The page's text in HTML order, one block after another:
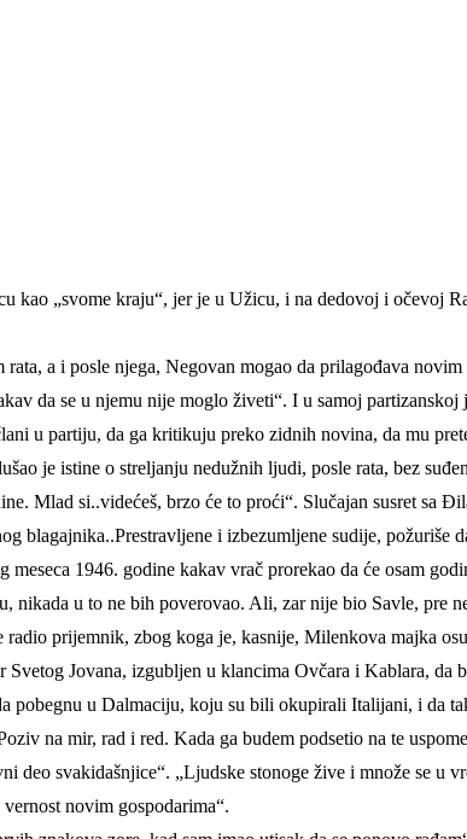
„svome kraju“, jer je u Užicu, i na dedovoj i očevoj
a i posle njega, Negovan mogao da prilagođava
da se u njemu nije moglo živeti“. I u samoj
u partiju, da ga kritikuju preko zidnih novina, da mu
je istine o streljanju nedužnih ljudi, posle rata, bez
Mlad si..videćeš, brzo će to proći“. Slučajan susret sa
blagajnika..Prestravljene i izbezumljene sudije,
1946. godine kakav vrač prorekao da će osam
u to ne bih poverovao. Ali, zar nije bio Savle, pre
prijemnik, zbog koga je, kasnije, Milenkova majka
Jovana, izgubljen u klancima Ovčara i Kablara, da
pobegnu u Dalmaciju, koju su bili okupirali Italijani, i da
na mir, rad i red. Kada ga budem podsetio na te
deo svakidašnjice“. „Ljudske stonoge žive i množe se u
novim gospodarima“.